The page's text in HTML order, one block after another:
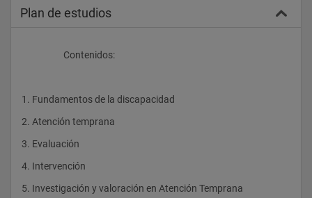
- Formar desde el ámbito profesional especialistas en materias
- Formar en materias afines y en técnicas de evaluación, de
tratamiento de los principales trastornos del desarrollo y de
- Desarrollar las habilidades, destrezas y rutinas de trabajo
Plan de estudios
                    Contenidos:
1. Fundamentos de la discapacidad
2. Atención temprana
3. Evaluación
4. Intervención
5. Investigación y valoración en Atención Temprana